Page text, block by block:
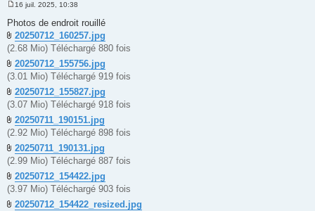
s
s
a
g
e
16 juil. 2025, 10:38
Photos de endroit rouillé
20250712_160257.jpg
(2.68 Mio) Téléchargé 880 fois
20250712_155756.jpg
(3.01 Mio) Téléchargé 919 fois
20250712_155827.jpg
(3.07 Mio) Téléchargé 918 fois
20250711_190151.jpg
(2.92 Mio) Téléchargé 898 fois
20250711_190131.jpg
(2.99 Mio) Téléchargé 887 fois
20250712_154422.jpg
(3.97 Mio) Téléchargé 903 fois
20250712_154422_resized.jpg